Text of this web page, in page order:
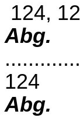
124,
124